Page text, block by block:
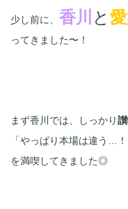
少し前に、 香川 と
ってきました〜！
まず香川では、しっかり
「やっぱり本場は違う…